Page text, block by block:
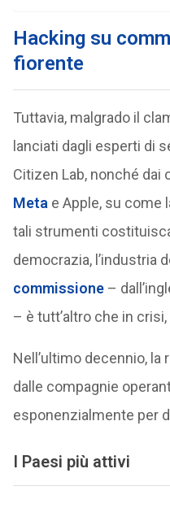
Hacking su
fiorente
Tuttavia, malgrado il
lanciati dagli esperti di
Citizen Lab, nonché dai
Meta e Apple, su come
tali strumenti
democrazia, l’industria
commissione –
– è tutt’altro che in crisi,
Nell’ultimo decennio,
dalle compagnie
esponenzialmente per
I Paesi più attivi